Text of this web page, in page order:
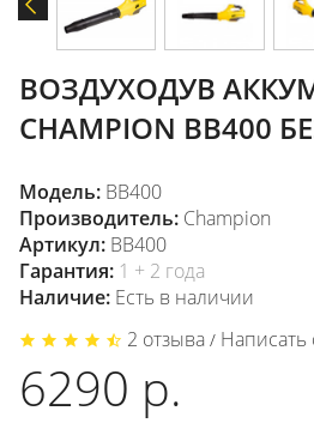
ВОЗДУХОДУВ
CHAMPION BB400
Модель: BB400
Производитель: Champion
Артикул: BB400
Гарантия: 1 + 2 года
Наличие: Есть в наличии
2 отзыва / Написать
6290 р.